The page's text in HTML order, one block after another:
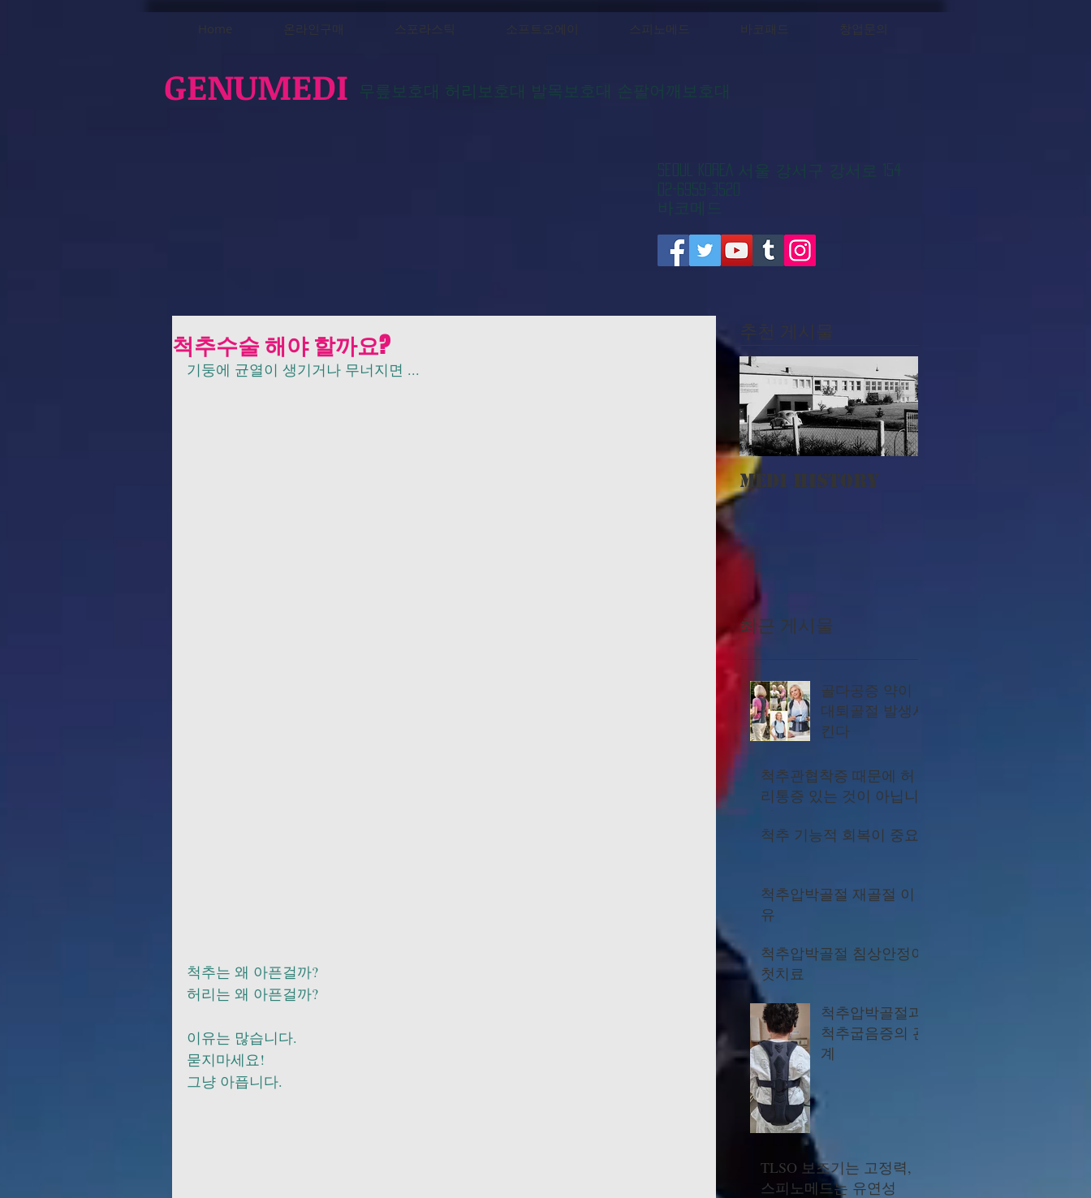
창업문의
GENUMEDI 무릎보호대 허리보호대 발목보호대 손팔어깨보호대
​Seoul KOREA 서울 강서구 강서로 154
02-6959-3520
​바코메드
척추수술 해야 할까요?
기둥에 균열이 생기거나 무너지면 ...
척추는 왜 아픈걸까?
허리는 왜 아픈걸까?
이유는 많습니다.
묻지마세요!
그냥 아픕니다.
추천 게시물
MEDI History
최근 게시물
골다공증 약이
대퇴골절 발생시
킨다
척추관협착증 때문에 허
리통증 있는 것이 아닙니
척추 기능적 회복이 중요
척추압박골절 재골절 이
유
척추압박골절 침상안정이
첫치료
척추압박골절과
척추굽음증의 관
계
TLSO 보조기는 고정력,
스피노메드는 유연성